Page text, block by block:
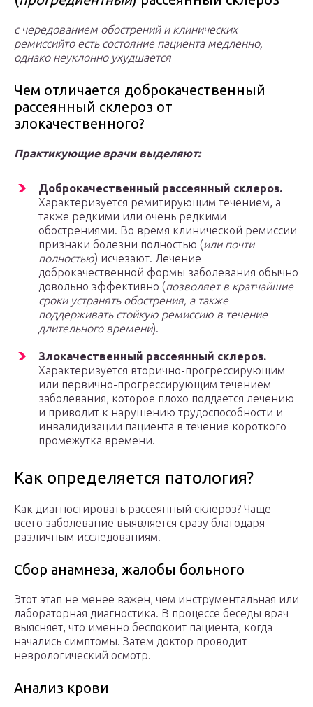
с чередованием обострений и клинических
ремиссийто есть состояние пациента медленно,
однако неуклонно ухудшается
Чем отличается доброкачественный
рассеянный склероз от
злокачественного?
Практикующие врачи выделяют:
Доброкачественный рассеянный склероз.
Характеризуется ремитирующим течением, а
также редкими или очень редкими
обострениями. Во время клинической ремиссии
признаки болезни полностью (или почти
полностью) исчезают. Лечение
доброкачественной формы заболевания обычно
довольно эффективно (позволяет в кратчайшие
сроки устранять обострения, а также
поддерживать стойкую ремиссию в течение
длительного времени).
Злокачественный рассеянный склероз.
Характеризуется вторично-прогрессирующим
или первично-прогрессирующим течением
заболевания, которое плохо поддается лечению
и приводит к нарушению трудоспособности и
инвалидизации пациента в течение короткого
промежутка времени.
Как определяется патология?
Как диагностировать рассеянный склероз? Чаще
всего заболевание выявляется сразу благодаря
различным исследованиям.
Cбор анамнеза, жалобы больного
Этот этап не менее важен, чем инструментальная или
лабораторная диагностика. В процессе беседы врач
выясняет, что именно беспокоит пациента, когда
начались симптомы. Затем доктор проводит
неврологический осмотр.
Анализ крови